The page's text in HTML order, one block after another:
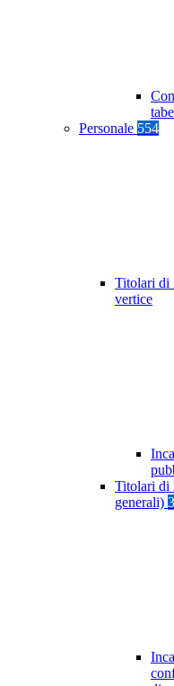
Personale 554
Titolari di
vertice
Titolari di
generali) 3